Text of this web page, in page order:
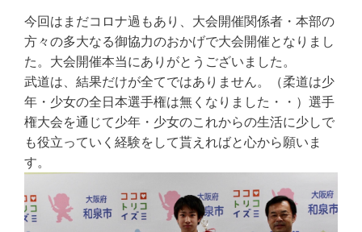
今回はまだコロナ過もあり、大会開催関係者・本部の
方々の多大なる御協力のおかげで大会開催となりまし
た。大会開催本当にありがとうございました。
武道は、結果だけが全てではありません。（柔道は少
年・少女の全日本選手権は無くなりました・・）選手
権大会を通じて少年・少女のこれからの生活に少しで
も役立っていく経験をして貰えればと心から願いま
す。